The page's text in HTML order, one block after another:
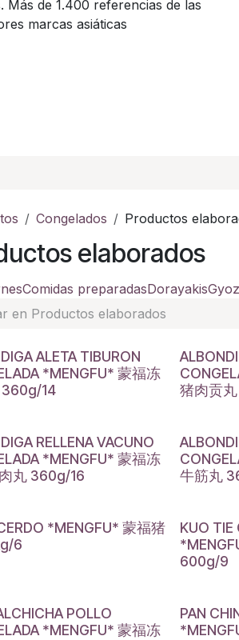
Más de 1.400 referencias de las
marcas asiáticas
Congelados Productos
elaborados
Comidas preparadasDorayakis
ALETA TIBURON
*MENGFU* 蒙福冻
14
猪肉贡
RELLENA VACUNO
*MENGFU* 蒙福冻
丸 360g/16
牛筋丸
*MENGFU* 蒙福猪
6
KUO TIE
600g/9
POLLO
*MENGFU* 蒙福冻
PAN